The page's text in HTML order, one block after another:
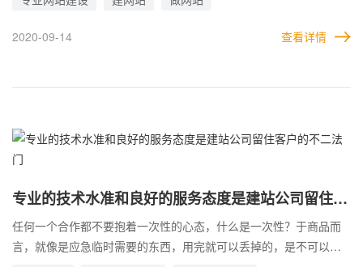
的力量不可小觑，朋友圈也变成了带货胜地，不少商家还有个人，
都开始做起微商，在朋友圈买卖产品，而且还做的风生水起…，通
在哪个有品牌有名气的企业没有官方网站建设？没有官方商城？互
2020-09-14 查看详情
专业的技术水准和良好的服务态度是建站公司留住客
户的不二法门
任何一个合作都不要抱着一次性的心态，什么是一次性？于商品而
言，就像是应急临时需要的东西，用完就可以丢掉的，是不可以再